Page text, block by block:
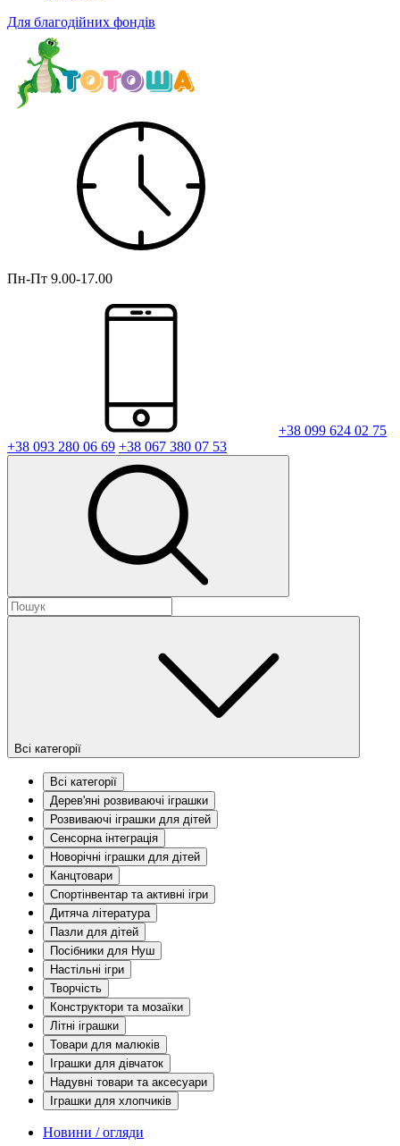
Для благодійних фондів
Пн-Пт 9.00-17.00
+38 099 624 02 75
+38 093 280 06 69 +38 067 380 07 53
Всі категорії
Всі категорії
Дерев'яні розвиваючі іграшки
Розвиваючі іграшки для дітей
Сенсорна інтеграція
Новорічні іграшки для дітей
Канцтовари
Спортінвентар та активні ігри
Дитяча література
Пазли для дітей
Посібники для Нуш
Настільні ігри
Творчість
Конструктори та мозаїки
Літні іграшки
Товари для малюків
Іграшки для дівчаток
Надувні товари та аксесуари
Іграшки для хлопчиків
Новини / огляди